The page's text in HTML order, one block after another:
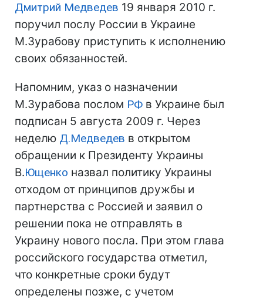
Дмитрий Медведев 19 января 2010 г.
поручил послу России в Украине
М.Зурабову приступить к исполнению
своих обязанностей.
Напомним, указ о назначении
М.Зурабова послом РФ в Украине был
подписан 5 августа 2009 г. Через
неделю Д.Медведев в открытом
обращении к Президенту Украины
В.Ющенко назвал политику Украины
отходом от принципов дружбы и
партнерства с Россией и заявил о
решении пока не отправлять в
Украину нового посла. При этом глава
российского государства отметил,
что конкретные сроки будут
определены позже, с учетом